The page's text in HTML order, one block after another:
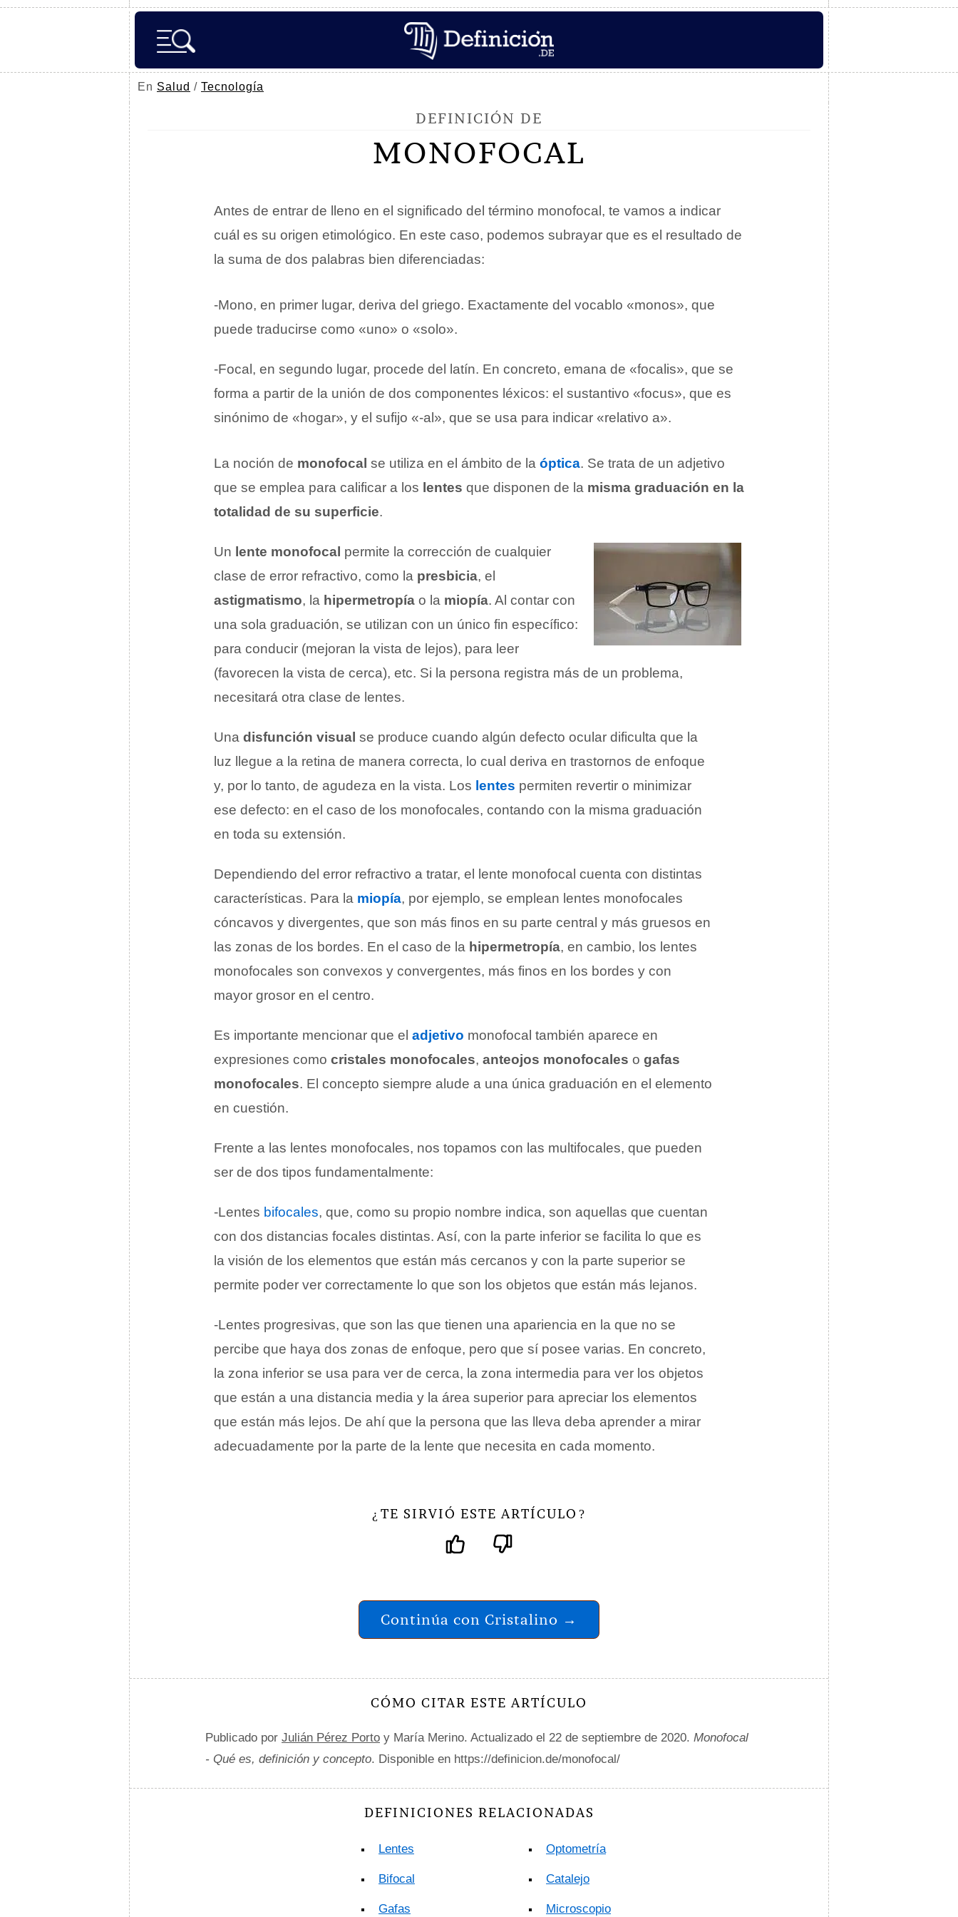
En Salud / Tecnología
DEFINICIÓN DE
MONOFOCAL
Antes de entrar de lleno en el significado del término monofocal, te vamos a indicar
cuál es su origen etimológico. En este caso, podemos subrayar que es el resultado de
la suma de dos palabras bien diferenciadas:
-Mono, en primer lugar, deriva del griego. Exactamente del vocablo «monos», que
puede traducirse como «uno» o «solo».
-Focal, en segundo lugar, procede del latín. En concreto, emana de «focalis», que se
forma a partir de la unión de dos componentes léxicos: el sustantivo «focus», que es
sinónimo de «hogar», y el sufijo «-al», que se usa para indicar «relativo a».
La noción de monofocal se utiliza en el ámbito de la óptica. Se trata de un adjetivo
que se emplea para calificar a los lentes que disponen de la misma graduación en la
totalidad de su superficie.
Un lente monofocal permite la corrección de cualquier
clase de error refractivo, como la presbicia, el
astigmatismo, la hipermetropía o la miopía. Al contar con
una sola graduación, se utilizan con un único fin específico:
para conducir (mejoran la vista de lejos), para leer
(favorecen la vista de cerca), etc. Si la persona registra más de un problema,
necesitará otra clase de lentes.
Una disfunción visual se produce cuando algún defecto ocular dificulta que la
luz llegue a la retina de manera correcta, lo cual deriva en trastornos de enfoque
y, por lo tanto, de agudeza en la vista. Los lentes permiten revertir o minimizar
ese defecto: en el caso de los monofocales, contando con la misma graduación
en toda su extensión.
Dependiendo del error refractivo a tratar, el lente monofocal cuenta con distintas
características. Para la miopía, por ejemplo, se emplean lentes monofocales
cóncavos y divergentes, que son más finos en su parte central y más gruesos en
las zonas de los bordes. En el caso de la hipermetropía, en cambio, los lentes
monofocales son convexos y convergentes, más finos en los bordes y con
mayor grosor en el centro.
Es importante mencionar que el adjetivo monofocal también aparece en
expresiones como cristales monofocales, anteojos monofocales o gafas
monofocales. El concepto siempre alude a una única graduación en el elemento
en cuestión.
Frente a las lentes monofocales, nos topamos con las multifocales, que pueden
ser de dos tipos fundamentalmente:
-Lentes bifocales, que, como su propio nombre indica, son aquellas que cuentan
con dos distancias focales distintas. Así, con la parte inferior se facilita lo que es
la visión de los elementos que están más cercanos y con la parte superior se
permite poder ver correctamente lo que son los objetos que están más lejanos.
-Lentes progresivas, que son las que tienen una apariencia en la que no se
percibe que haya dos zonas de enfoque, pero que sí posee varias. En concreto,
la zona inferior se usa para ver de cerca, la zona intermedia para ver los objetos
que están a una distancia media y la área superior para apreciar los elementos
que están más lejos. De ahí que la persona que las lleva deba aprender a mirar
adecuadamente por la parte de la lente que necesita en cada momento.
¿ TE SIRVIÓ ESTE ARTÍCULO ?
Continúa con Cristalino →
CÓMO CITAR ESTE ARTÍCULO
Publicado por Julián Pérez Porto y María Merino. Actualizado el 22 de septiembre de 2020. Monofocal
- Qué es, definición y concepto. Disponible en https://definicion.de/monofocal/
DEFINICIONES RELACIONADAS
Lentes
Bifocal
Gafas
Optometría
Catalejo
Microscopio